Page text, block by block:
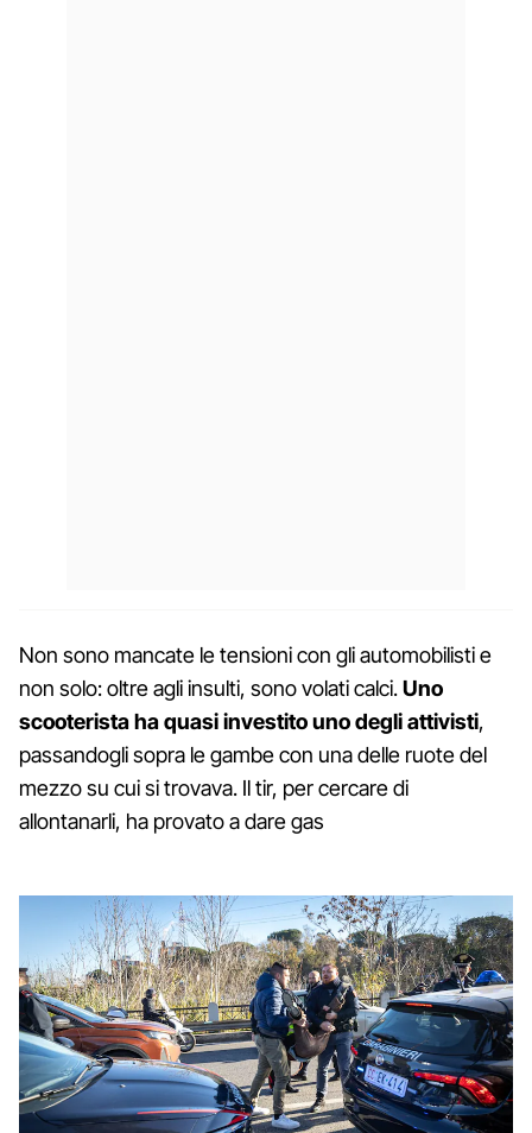
Non sono mancate le tensioni con gli automobilisti e
non solo: oltre agli insulti, sono volati calci.Uno
scooterista ha quasi investito uno degli attivisti,
passandogli sopra le gambe con una delle ruote del
mezzo su cui si trovava. Il tir, per cercare di
allontanarli, ha provato a dare gas